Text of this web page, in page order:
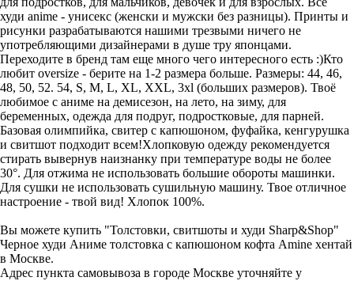
худи anime - унисекс (женски и мужски без разницы). Принты и
рисунки разрабатываются нашими трезвыми ничего не
употребляющими дизайнерами в душе тру японцами.
Переходите в бренд там еще много чего интересного есть :)Кто
любит oversize - берите на 1-2 размера больше. Размеры: 44, 46,
48, 50, 52. 54, S, M, L, XL, XXL, 3xl (больших размеров). Твоё
любимое с аниме на демисезон, на лето, на зиму, для
беременных, одежда для подруг, подростковые, для парней.
Базовая олимпийка, свитер с капюшоном, фуфайка, кенгурушка
и свитшот подходит всем!Хлопковую одежду рекомендуется
стирать вывернув наизнанку при температуре воды не более
30°. Для отжима не использовать большие обороты машинки.
Для сушки не использовать сушильную машину. Твое отличное
настроение - твой вид! Хлопок 100%.
Вы можете купить "Толстовки, свитшоты и худи Sharp&Shop"
Черное худи Аниме толстовка с капюшоном кофта Amine хентай
в Москве.
Адрес пункта самовывоза в городе Москве уточняйте у